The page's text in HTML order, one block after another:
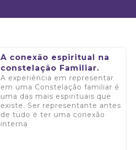
A conexão espiritual na
constelação Familiar.
A experiência em representar
em uma Constelação familiar é
uma das mais espirituais que
existe. Ser representante antes
de tudo é ter uma conexão
interna